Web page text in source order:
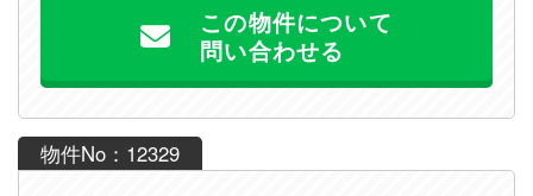
この物件について
問い合わせる
物件No：12329